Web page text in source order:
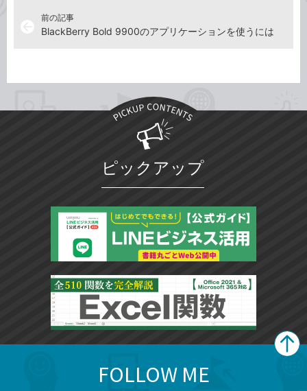
前の記事
BlackBerry Bold 9900のアプリケーションを使うには
ピックアップ
FOLLOW ME